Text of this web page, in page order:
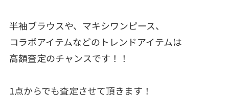
半袖ブラウスや、マキシワンピース、
コラボアイテムなどのトレンドアイテムは
高額査定のチャンスです！！
1点からでも査定させて頂きます！